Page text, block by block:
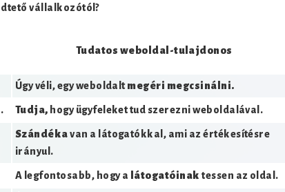
vállalkozótól?
Tudatos weboldal-tulajdonos
Úgy véli, egy weboldaltmegéri megcsinálni.
Tudja, hogy ügyfeleket tud szerezni weboldalával.
Szándékavan a látogatókkal, ami az értékesítésre
irányul.
A legfontosabb, hogy a látogatóinak tessen az oldal.